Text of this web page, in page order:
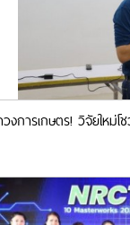
วงการเกษตร! วิจัยใหม่